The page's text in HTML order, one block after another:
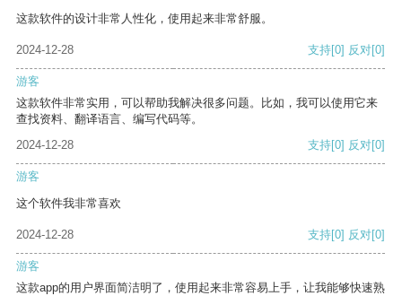
这款软件的设计非常人性化，使用起来非常舒服。
2024-12-28 支持[0] 反对[0]
游客
这款软件非常实用，可以帮助我解决很多问题。比如，我可以使用它来
查找资料、翻译语言、编写代码等。
2024-12-28
支持[0] 反对[0]
游客
这个软件我非常喜欢
2024-12-28 支持[0] 反对[0]
游客
这款app的用户界面简洁明了，使用起来非常容易上手，让我能够快速熟